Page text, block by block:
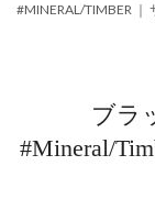
#MINERAL/TIMBER ｜
ブラ
#Mineral/